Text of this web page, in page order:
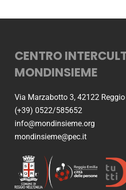
CENTRO
MONDINSIEME
Via Marzabotto 3, 42122
(+39) 0522/585652
info@mondinsieme.org
mondinsieme@pec.it